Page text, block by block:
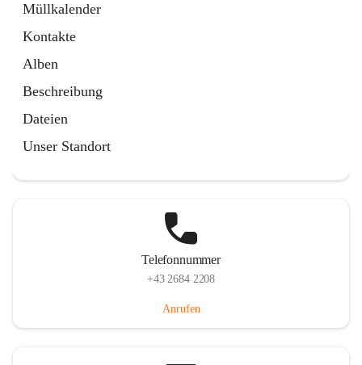
Müllkalender
Kontakte
Alben
Beschreibung
Dateien
Unser Standort
Telefonnummer
+43 2684 2208
Anrufen